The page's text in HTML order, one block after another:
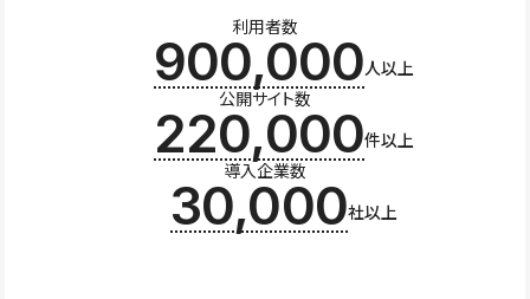
利用者数
900,000人以上
公開サイト数
220,000件以上
導入企業数
30,000社以上